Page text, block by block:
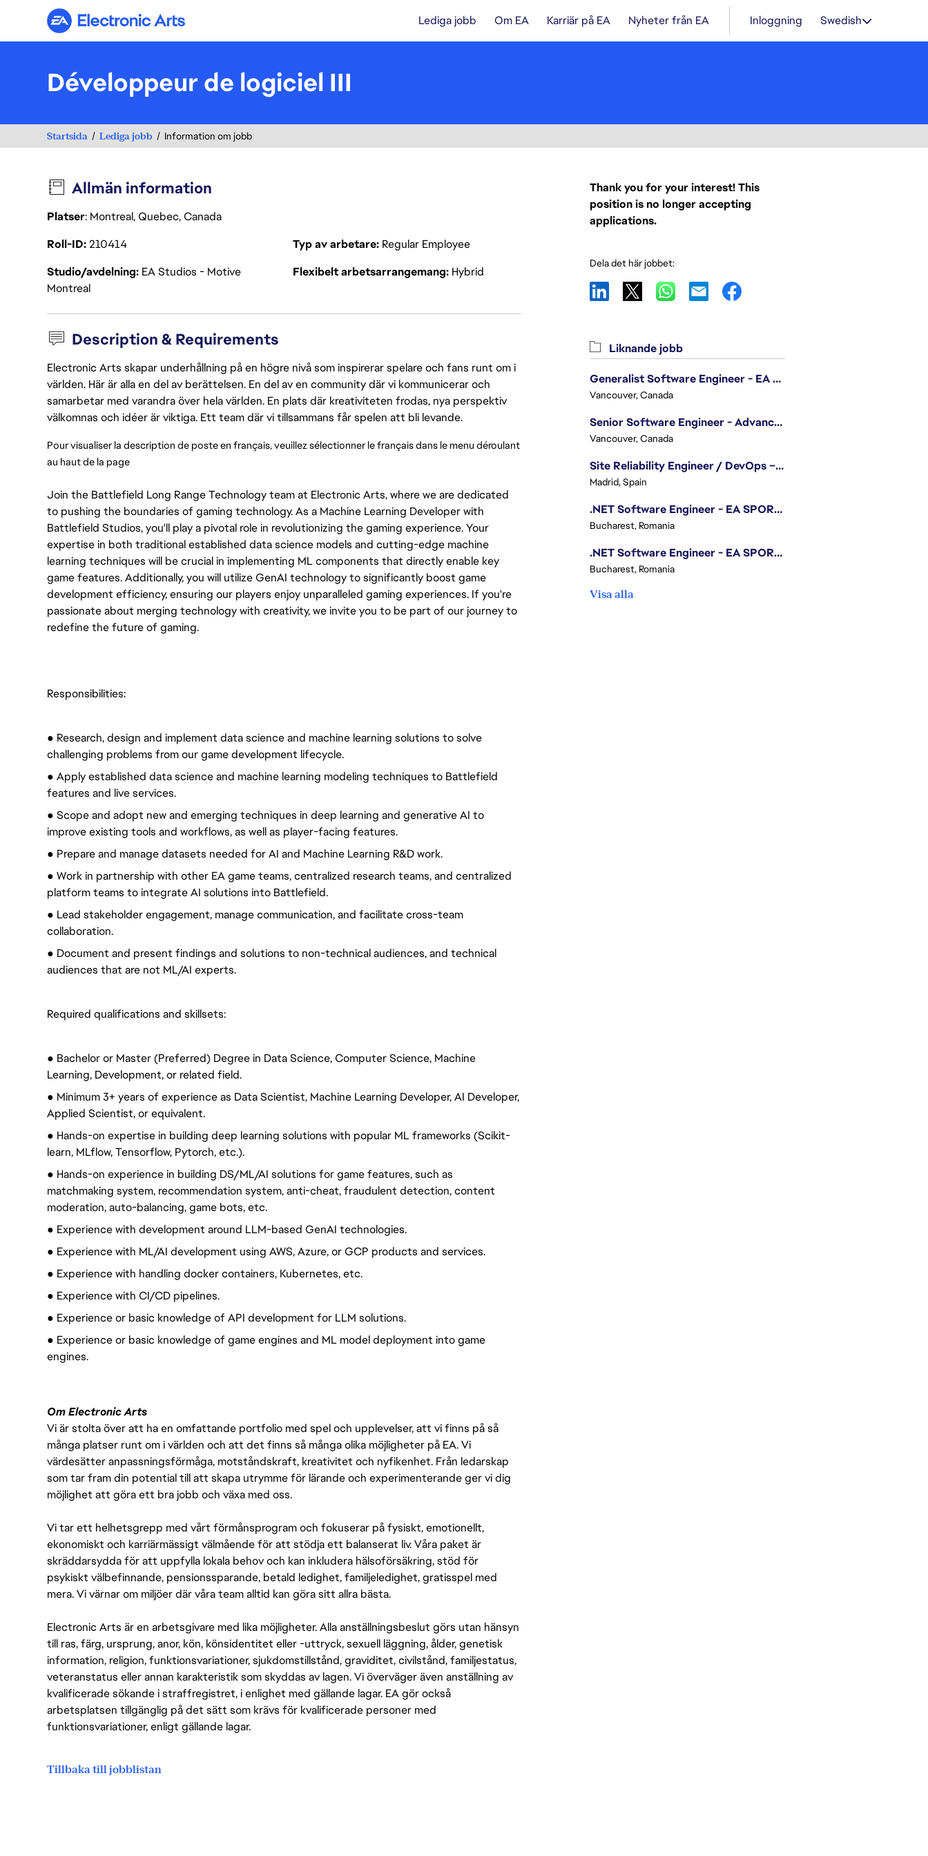
Electronic Arts Lediga jobb Om EA Karriär på EA Nyheter från EA Inloggning Swedish
Développeur de logiciel III
Startsida Lediga jobb Information om jobb
Allmän information
Platser: Montreal, Quebec, Canada
Roll-ID210414 Typ av arbetare Regular Employee
Studio/avdelning EA Studios - Motive
Montreal
Flexibelt arbetsarrangemang Hybrid
Description & Requirements
Electronic Arts skapar underhållning på en högre nivå som inspirerar spelare och fans runt om i
världen. Här är alla en del av berättelsen. En del av en community där vi kommunicerar och
samarbetar med varandra över hela världen. En plats där kreativiteten frodas, nya perspektiv
välkomnas och idéer är viktiga. Ett team där vi tillsammans får spelen att bli levande.
Pour visualiser la description de poste en français, veuillez sélectionner le français dans le menu déroulant
au haut de la page
Join the Battlefield Long Range Technology team at Electronic Arts, where we are dedicated
to pushing the boundaries of gaming technology. As a Machine Learning Developer with
Battlefield Studios, you'll play a pivotal role in revolutionizing the gaming experience. Your
expertise in both traditional established data science models and cutting-edge machine
learning techniques will be crucial in implementing ML components that directly enable key
game features. Additionally, you will utilize GenAI technology to significantly boost game
development efficiency, ensuring our players enjoy unparalleled gaming experiences. If you're
passionate about merging technology with creativity, we invite you to be part of our journey to
redefine the future of gaming.
Responsibilities:
● Research, design and implement data science and machine learning solutions to solve
challenging problems from our game development lifecycle.
● Apply established data science and machine learning modeling techniques to Battlefield
features and live services.
● Scope and adopt new and emerging techniques in deep learning and generative AI to
improve existing tools and workflows, as well as player-facing features.
● Prepare and manage datasets needed for AI and Machine Learning R&D work.
● Work in partnership with other EA game teams, centralized research teams, and centralized
platform teams to integrate AI solutions into Battlefield.
● Lead stakeholder engagement, manage communication, and facilitate cross-team
collaboration.
● Document and present findings and solutions to non-technical audiences, and technical
audiences that are not ML/AI experts.
Required qualifications and skillsets:
● Bachelor or Master (Preferred) Degree in Data Science, Computer Science, Machine
Learning, Development, or related field.
● Minimum 3+ years of experience as Data Scientist, Machine Learning Developer, AI Developer,
Applied Scientist, or equivalent.
● Hands-on expertise in building deep learning solutions with popular ML frameworks (Scikit-
learn, MLflow, Tensorflow, Pytorch, etc.).
● Hands-on experience in building DS/ML/AI solutions for game features, such as
matchmaking system, recommendation system, anti-cheat, fraudulent detection, content
moderation, auto-balancing, game bots, etc.
● Experience with development around LLM-based GenAI technologies.
● Experience with ML/AI development using AWS, Azure, or GCP products and services.
● Experience with handling docker containers, Kubernetes, etc.
● Experience with CI/CD pipelines.
● Experience or basic knowledge of API development for LLM solutions.
● Experience or basic knowledge of game engines and ML model deployment into game
engines.
Om Electronic Arts
Vi är stolta över att ha en omfattande portfolio med spel och upplevelser, att vi finns på så
många platser runt om i världen och att det finns så många olika möjligheter på EA. Vi
värdesätter anpassningsförmåga, motståndskraft, kreativitet och nyfikenhet. Från ledarskap
som tar fram din potential till att skapa utrymme för lärande och experimenterande ger vi dig
möjlighet att göra ett bra jobb och växa med oss.
Vi tar ett helhetsgrepp med vårt förmånsprogram och fokuserar på fysiskt, emotionellt,
ekonomiskt och karriärmässigt välmående för att stödja ett balanserat liv. Våra paket är
skräddarsydda för att uppfylla lokala behov och kan inkludera hälsoförsäkring, stöd för
psykiskt välbefinnande, pensionssparande, betald ledighet, familjeledighet, gratisspel med
mera. Vi värnar om miljöer där våra team alltid kan göra sitt allra bästa.
Electronic Arts är en arbetsgivare med lika möjligheter. Alla anställningsbeslut görs utan hänsyn
till ras, färg, ursprung, anor, kön, könsidentitet eller -uttryck, sexuell läggning, ålder, genetisk
information, religion, funktionsvariationer, sjukdomstillstånd, graviditet, civilstånd, familjestatus,
veteranstatus eller annan karakteristik som skyddas av lagen. Vi överväger även anställning av
kvalificerade sökande i straffregistret, i enlighet med gällande lagar. EA gör också
arbetsplatsen tillgänglig på det sätt som krävs för kvalificerade personer med
funktionsvariationer, enligt gällande lagar.
Tillbaka till jobblistan
Thank you for your interest! This
position is no longer accepting
applications.
Dela det här jobbet:
Liknande jobb
Generalist Software Engineer - EA Sports FC
Vancouver, Canada
Senior Software Engineer - Advanced Technology Group
Vancouver, Canada
Site Reliability Engineer / DevOps – Localization
Madrid, Spain
.NET Software Engineer - EA SPORTS™ FC
Bucharest, Romania
.NET Software Engineer - EA SPORTS™ FC
Bucharest, Romania
Visa alla